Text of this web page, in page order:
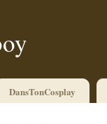
DansTonCosplay